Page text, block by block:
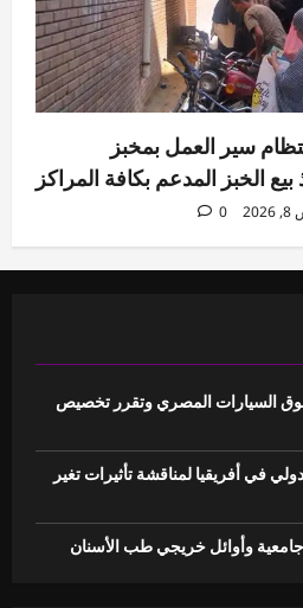
سير العمل بمخبز
الخبز المدعم بكافة المراكز
0
السيارات المصري وتقرر تخصيص
في أفريقيا لمناقشة تأثيرات تغير
وأوائل خريجي طب الأسنان